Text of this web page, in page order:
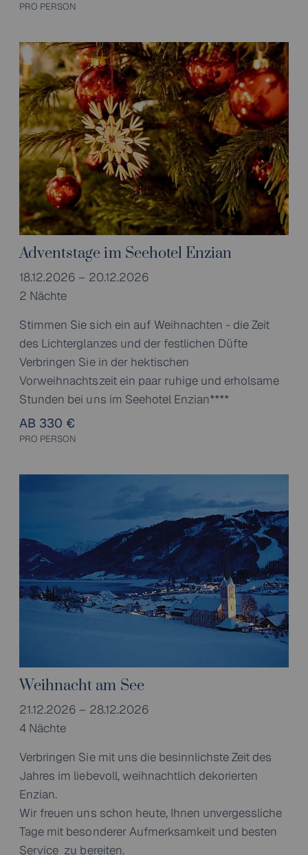
PRO PERSON
Adventstage im Seehotel Enzian
18.12.2026 – 20.12.2026
2 Nächte
Stimmen Sie sich ein auf Weihnachten - die Zeit
des Lichterglanzes und der festlichen Düfte
Verbringen Sie in der hektischen
Vorweihnachtszeit ein paar ruhige und erholsame
Stunden bei uns im Seehotel Enzian****
AB 330 €
PRO PERSON
Weihnacht am See
21.12.2026 – 28.12.2026
4 Nächte
Verbringen Sie mit uns die besinnlichste Zeit des
Jahres im liebevoll, weihnachtlich dekorierten
Enzian.
Wir freuen uns schon heute, Ihnen unvergessliche
Tage mit besonderer Aufmerksamkeit und besten
Service zu bereiten.